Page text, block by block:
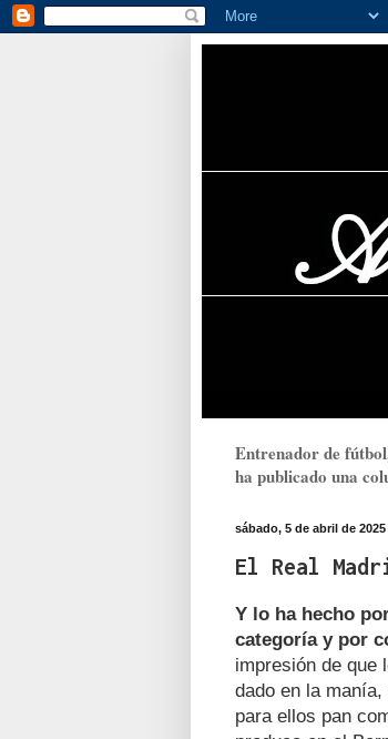
Entrenador de
ha publicado una
sábado, 5 de abril de 2025
El Real
Y lo ha hecho
categoría y por
impresión de que
dado en la
para ellos pan